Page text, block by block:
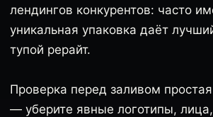
лендингов конкурентов: часто
уникальная упаковка даёт
тупой рерайт.
Проверка перед заливом
— уберите явные логотипы,